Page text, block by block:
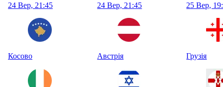
24 Вер, 21:45
Косово
24 Вер, 21:45
Австрія
25 Вер,
Грузія